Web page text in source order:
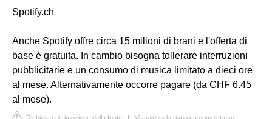
Spotify.ch
Anche Spotify offre circa 15 milioni di brani e l'offerta di
base è gratuita. In cambio bisogna tollerare interruzioni
pubblicitarie e un consumo di musica limitato a dieci ore
al mese. Alternativamente occorre pagare (da CHF 6.45
al mese).
Richiesta di rimozione della fonte | Visualizza la risposta completa su